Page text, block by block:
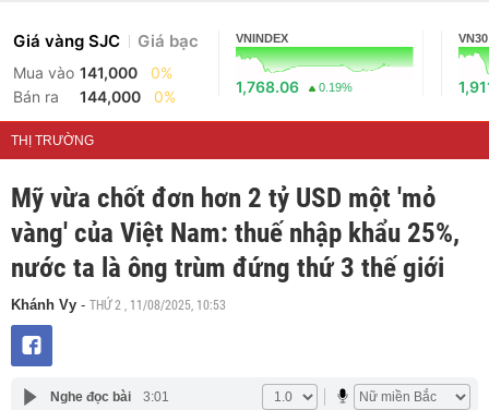
Giá vàng SJC Giá bạc
Mua vào 141,000
0%
Bán ra
144,000 0%
VNINDEX
1,768.06 0.19%
VN30
THỊ TRƯỜNG
Mỹ vừa chốt đơn hơn 2 tỷ USD một 'mỏ
vàng' của Việt Nam: thuế nhập khẩu 25%,
nước ta là ông trùm đứng thứ 3 thế giới
Khánh Vy - THỨ 2 , 11/08/2025, 10:53
Nghe đọc bài 3:01